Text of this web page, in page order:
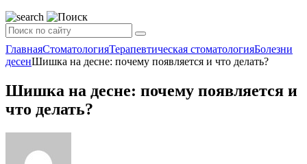
ГлавнаяСтоматологияТерапевтическая стоматологияБолезни
десенШишка на десне: почему появляется и что делать?
Шишка на десне: почему появляется и
что делать?